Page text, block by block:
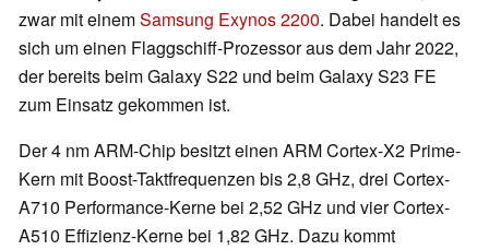
zwar mit einemSamsung Exynos 2200. Dabei handelt es
sich um einen Flaggschiff-Prozessor aus dem Jahr 2022,
der bereits beim Galaxy S22 und beim Galaxy S23 FE
zum Einsatz gekommen ist.
Der 4 nm ARM-Chip besitzt einen ARM Cortex-X2 Prime-
Kern mit Boost-Taktfrequenzen bis 2,8 GHz, drei Cortex-
A710 Performance-Kerne bei 2,52 GHz und vier Cortex-
A510 Effizienz-Kerne bei 1,82 GHz. Dazu kommt